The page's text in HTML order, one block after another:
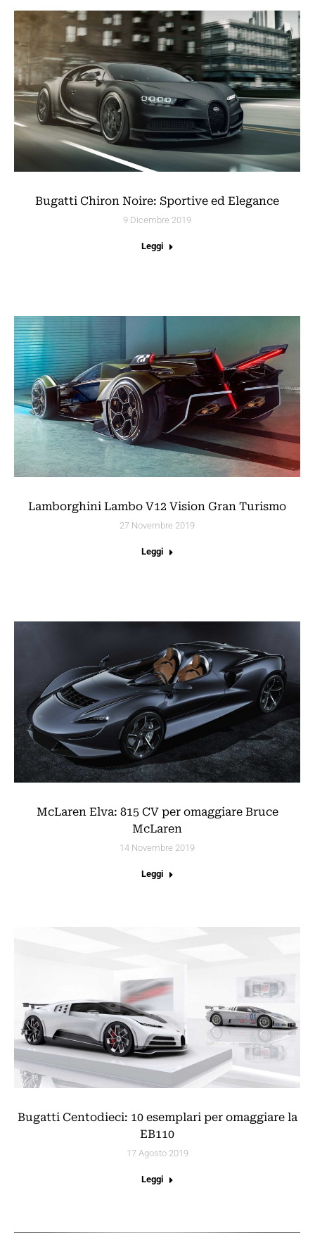
Bugatti Chiron Noire: Sportive ed Elegance
9 Dicembre 2019
Leggi
Lamborghini Lambo V12 Vision Gran Turismo
27 Novembre 2019
Leggi
McLaren Elva: 815 CV per omaggiare Bruce
McLaren
14 Novembre 2019
Leggi
Bugatti Centodieci: 10 esemplari per omaggiare la
EB110
17 Agosto 2019
Leggi